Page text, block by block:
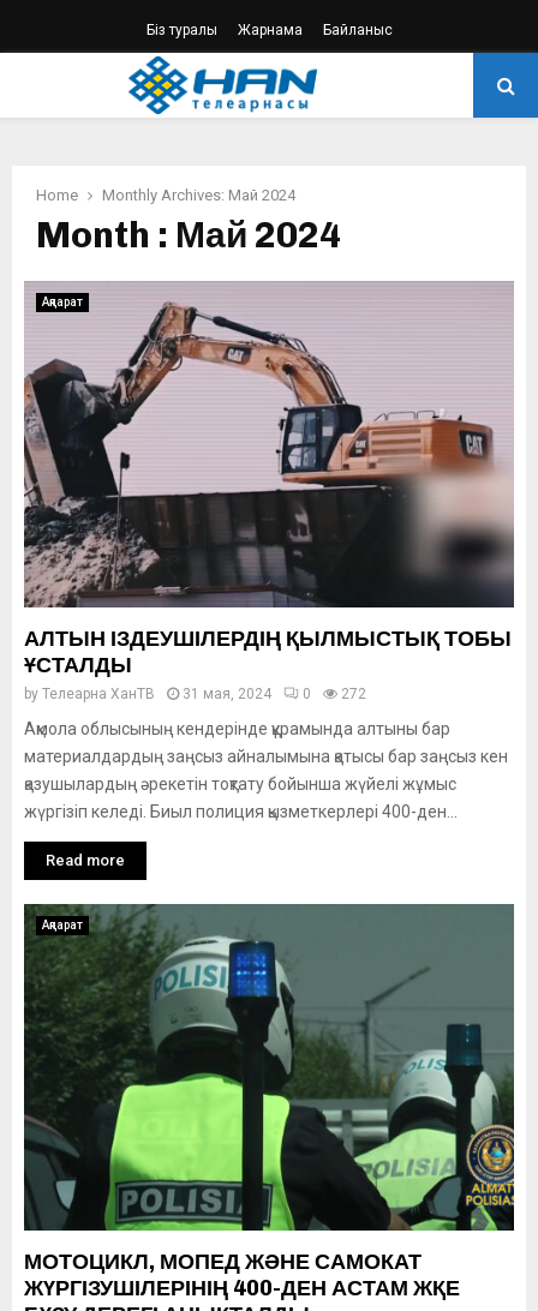
Біз туралы Жарнама Байланыс
PRIMARY
Home Monthly Archives: Май 2024
Month : Май 2024
Ақпарат
АЛТЫН ІЗДЕУШІЛЕРДІҢ ҚЫЛМЫСТЫҚ ТОБЫ
ҰСТАЛДЫ
by Телеарна ХанТВ 31 мая, 2024 0 272
Ақмола облысының кендерінде құрамында алтыны бар
материалдардың заңсыз айналымына қатысы бар заңсыз кен
қазушылардың әрекетін тоқтату бойынша жүйелі жұмыс
жүргізіп келеді. Биыл полиция қызметкерлері 400-ден...
Read more
Ақпарат
МОТОЦИКЛ, МОПЕД ЖӘНЕ САМОКАТ
ЖҮРГІЗУШІЛЕРІНІҢ 400-ДЕН АСТАМ ЖҚЕ